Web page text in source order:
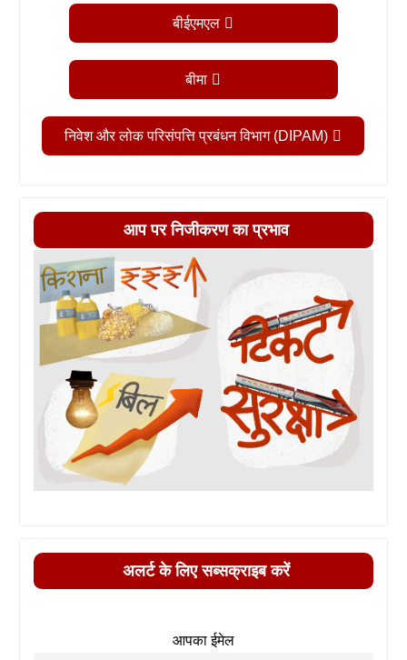
बीईएमएल
बीमा
निवेश और लोक परिसंपत्ति प्रबंधन विभाग (DIPAM)
आप पर निजीकरण का प्रभाव
अलर्ट के लिए सब्सक्राइब करें
आपका ईमेल